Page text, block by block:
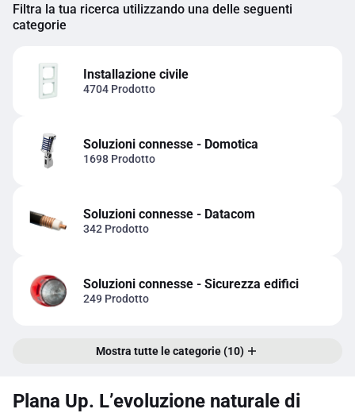
Filtra la tua ricerca utilizzando una delle seguenti
categorie
Installazione civile
4704 Prodotto
Soluzioni connesse - Domotica
1698 Prodotto
Soluzioni connesse - Datacom
342 Prodotto
Soluzioni connesse - Sicurezza edifici
249 Prodotto
Mostra tutte le categorie (10)
Plana Up. L’evoluzione naturale di